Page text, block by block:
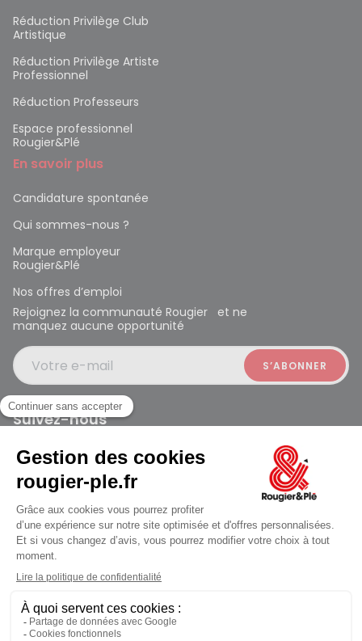
Ferme à 19:30
Réduction Privilège Club
Artistique
Réduction Privilège Artiste
Professionnel
Réduction Professeurs
Espace professionnel
Rougier&Plé
En savoir plus
Candidature spontanée
Qui sommes-nous ?
Marque employeur
Rougier&Plé
Nos offres d’emploi
Rejoignez la communauté Rougier et ne
manquez aucune opportunité
Votre e-mail
Suivez-nous
Rougier et Plé 2024 Copyright
Mentions légales
Conditions générales des ventes
Données personnelles